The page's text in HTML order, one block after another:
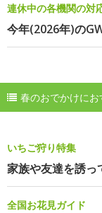
連休中の各機関の対
今年(2026年)の
春のおでかけにお
いちご狩り特集
家族や友達を誘っ
全国お花見ガイド